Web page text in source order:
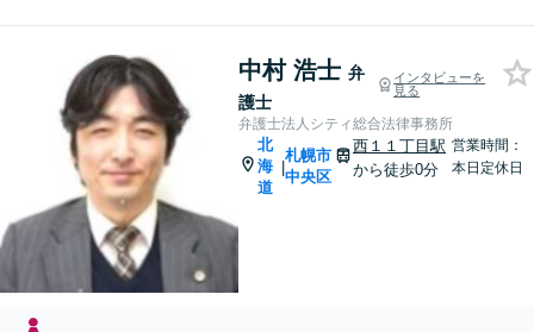
中村 浩士 弁
護士
インタビューを
見る
弁護士法人シティ総合法律事務所
北
海
道
|
札幌市
中央区
西１１丁目駅
から徒歩0分
営業時間：
本日定休日